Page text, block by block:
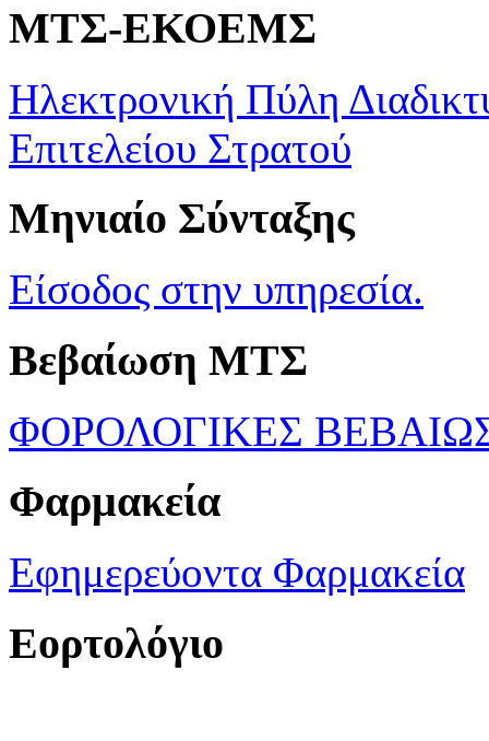
ΜΤΣ-ΕΚΟΕΜΣ
Ηλεκτρονική Πύλη
Επιτελείου Στρατού
Μηνιαίο Σύνταξης
Είσοδος στην υπηρεσία.
Βεβαίωση ΜΤΣ
ΦΟΡΟΛΟΓΙΚΕΣ
Φαρμακεία
Εφημερεύοντα Φαρμακεία
Εορτολόγιο